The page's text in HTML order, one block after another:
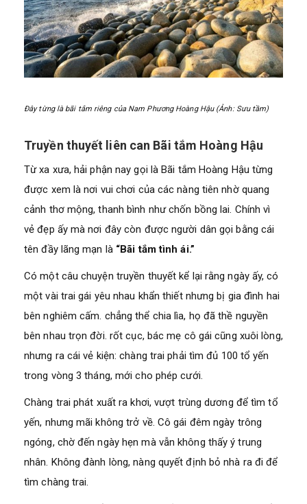
Đây từng là bãi tắm riêng của Nam Phương Hoàng Hậu (Ảnh: Sưu tầm)
Truyền thuyết liên can Bãi tắm Hoàng Hậu
Từ xa xưa, hải phận nay gọi là Bãi tắm Hoàng Hậu từng
được xem là nơi vui chơi của các nàng tiên nhờ quang
cảnh thơ mộng, thanh bình như chốn bồng lai. Chính vì
vẻ đẹp ấy mà nơi đây còn được người dân gọi bằng cái
tên đầy lãng mạn là “Bãi tắm tình ái.”
Có một câu chuyện truyền thuyết kể lại rằng ngày ấy, có
một vài trai gái yêu nhau khẩn thiết nhưng bị gia đình hai
bên nghiêm cấm. chẳng thể chia lìa, họ đã thề nguyền
bên nhau trọn đời. rốt cục, bác mẹ cô gái cũng xuôi lòng,
nhưng ra cái vẻ kiện: chàng trai phải tìm đủ 100 tổ yến
trong vòng 3 tháng, mới cho phép cưới.
Chàng trai phát xuất ra khơi, vượt trùng dương để tìm tổ
yến, nhưng mãi không trở về. Cô gái đêm ngày trông
ngóng, chờ đến ngày hẹn mà vẫn không thấy ý trung
nhân. Không đành lòng, nàng quyết định bỏ nhà ra đi để
tìm chàng trai.